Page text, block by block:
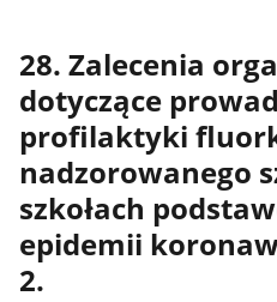
28. Zalecenia
dotyczące
profilaktyki
nadzorowanego
szkołach
epidemii
2.